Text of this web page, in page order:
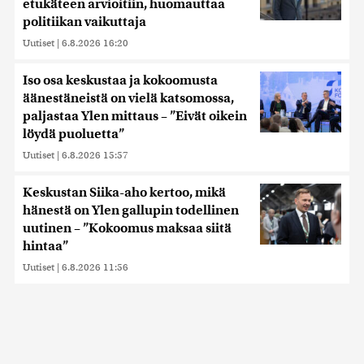
etukäteen arvioitiin, huomauttaa
politiikan vaikuttaja
Uutiset | 6.8.2026 16:20
Iso osa keskustaa ja kokoomusta
äänestäneistä on vielä katsomossa,
paljastaa Ylen mittaus – ”Eivät oikein
löydä puoluetta”
Uutiset | 6.8.2026 15:57
Keskustan Siika-aho kertoo, mikä
hänestä on Ylen gallupin todellinen
uutinen – ”Kokoomus maksaa siitä
hintaa”
Uutiset | 6.8.2026 11:56